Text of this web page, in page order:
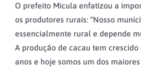
O prefeito Micula enfatizou a
os produtores rurais: “Nosso
essencialmente rural e depende
A produção de cacau tem
anos e hoje somos um dos